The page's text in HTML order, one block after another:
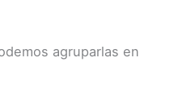
agruparlas en